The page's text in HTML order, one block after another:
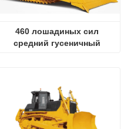
460 лошадиных сил
средний гусеничный